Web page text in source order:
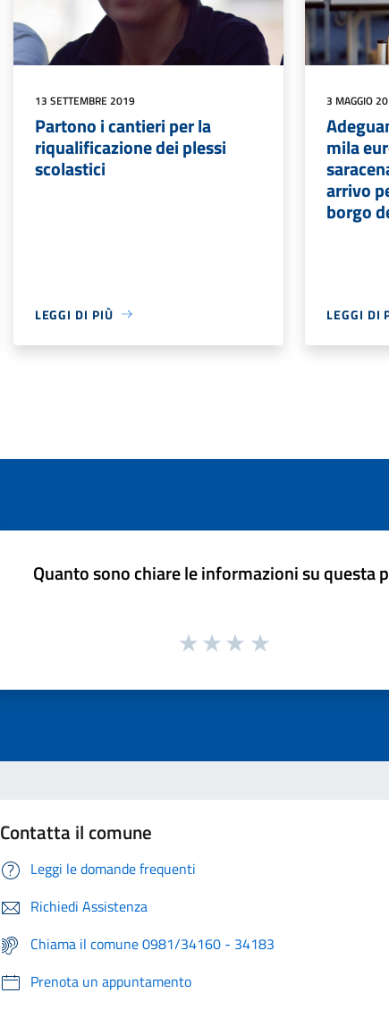
13 SETTEMBRE 2019
Partono i cantieri per la
riqualificazione dei plessi
scolastici
LEGGI DI PIÙ
3 MAGGIO
mila
arrivo
borgo
LEGGI DI
Quanto sono chiare le informazioni su questa
Contatta il comune
Leggi le domande frequenti
Richiedi Assistenza
Chiama il comune 0981/34160 - 34183
Prenota un appuntamento